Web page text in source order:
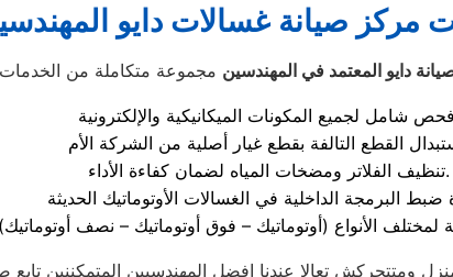
مركز صيانة غسالات دايو
دايو المعتمد في المهندسين
تنظيف الفلاتر ومضخات المياه لضمان كفاءة الأداء.
ومتتحركش تعالا عندنا افضل المهندسيين المتمكننين تابع